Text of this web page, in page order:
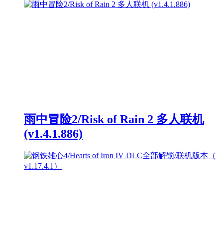
雨中冒险2/Risk of Rain 2 多人联机
(v1.4.1.886)